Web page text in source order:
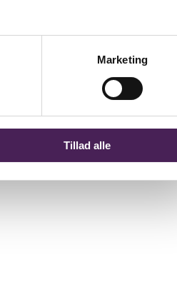
Marketing
Tillad alle